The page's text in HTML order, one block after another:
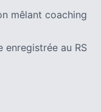
mêlant coaching
au RS